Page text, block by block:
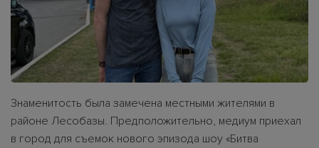
Знаменитость была замечена местными жителями в
районе Лесобазы. Предположительно, медиум приехал
в город для съемок нового эпизода шоу «Битва